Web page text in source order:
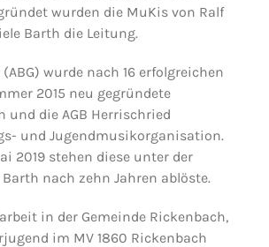
wurden die MuKis von Ralf
Barth die Leitung.
wurde nach 16 erfolgreichen
2015 neu gegründete
und die AGB Herrischried
und Jugendmusikorganisation.
2019 stehen diese unter der
nach zehn Jahren ablöste.
in der Gemeinde Rickenbach,
im MV 1860 Rickenbach